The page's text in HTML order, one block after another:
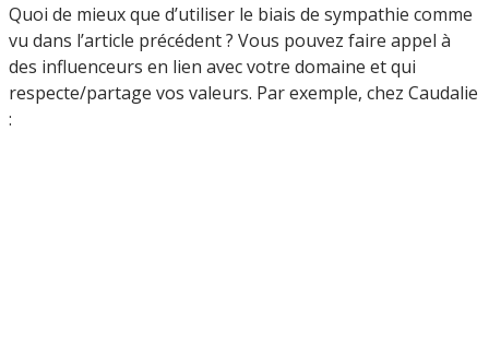
Quoi de mieux que d’utiliser le biais de sympathie comme
vu dans l’article précédent ? Vous pouvez faire appel à
des influenceurs en lien avec votre domaine et qui
respecte/partage vos valeurs. Par exemple, chez Caudalie
: